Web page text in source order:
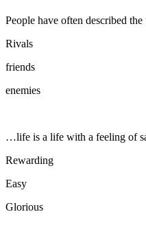
People have often described the
Rivals
friends
enemies
…life is a life with a feeling of
Rewarding
Easy
Glorious